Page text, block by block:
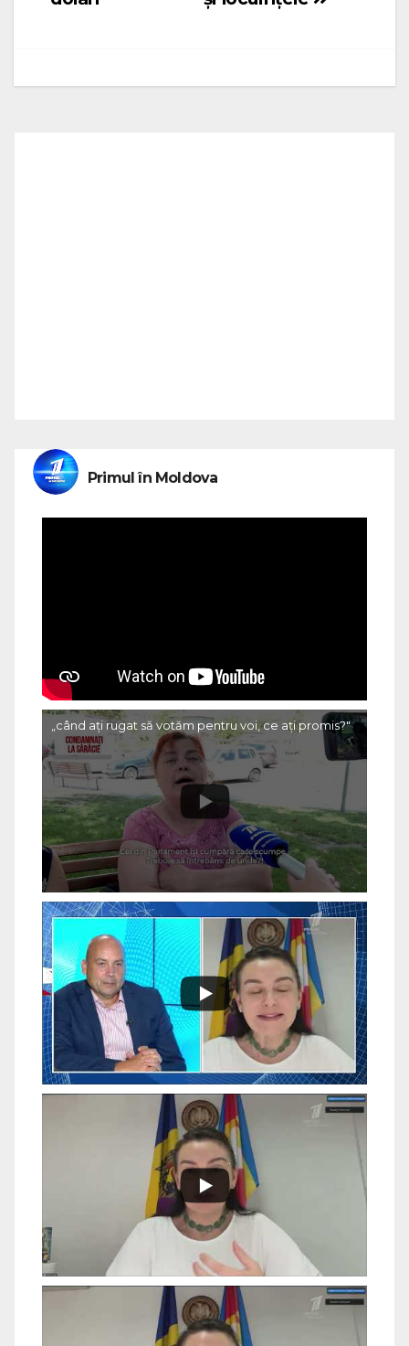
Primul în Moldova
„când ați rugat să votăm pentru voi, ce ați promis?"